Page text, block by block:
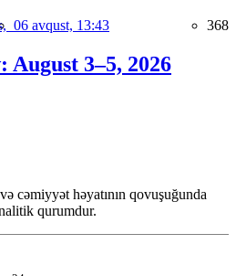
06 avqust, 13:43 368
August 3–5, 2026
cəmiyyət həyatının qovuşuğunda
qurumdur.